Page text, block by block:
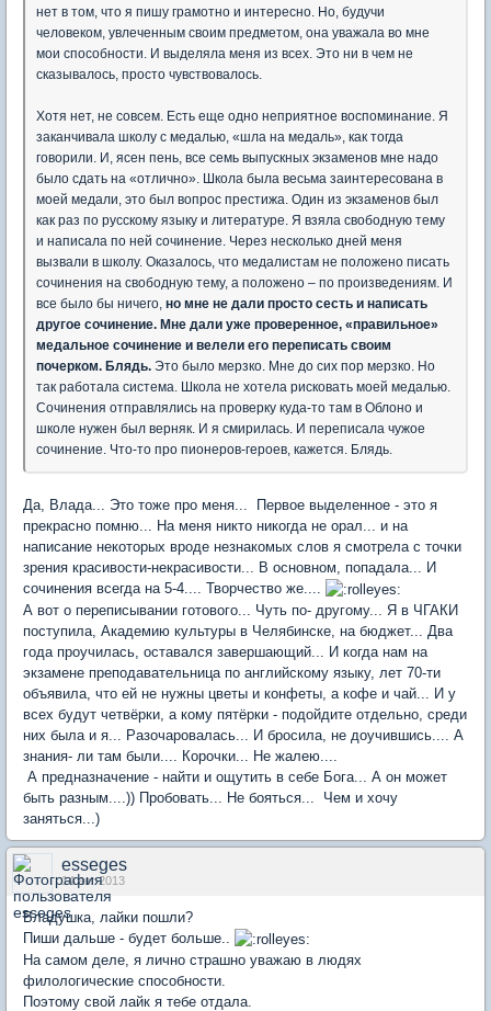
нет в том, что я пишу грамотно и интересно. Но, будучи
человеком, увлеченным своим предметом, она уважала во мне
мои способности. И выделяла меня из всех. Это ни в чем не
сказывалось, просто чувствовалось.
Хотя нет, не совсем. Есть еще одно неприятное воспоминание. Я
заканчивала школу с медалью, «шла на медаль», как тогда
говорили. И, ясен пень, все семь выпускных экзаменов мне надо
было сдать на «отлично». Школа была весьма заинтересована в
моей медали, это был вопрос престижа. Один из экзаменов был
как раз по русскому языку и литературе. Я взяла свободную тему
и написала по ней сочинение. Через несколько дней меня
вызвали в школу. Оказалось, что медалистам не положено писать
сочинения на свободную тему, а положено – по произведениям. И
все было бы ничего, но мне не дали просто сесть и написать
другое сочинение. Мне дали уже проверенное, «правильное»
медальное сочинение и велели его переписать своим
почерком. Блядь. Это было мерзко. Мне до сих пор мерзко. Но
так работала система. Школа не хотела рисковать моей медалью.
Сочинения отправлялись на проверку куда-то там в Облоно и
школе нужен был верняк. И я смирилась. И переписала чужое
сочинение. Что-то про пионеров-героев, кажется. Блядь.
Да, Влада... Это тоже про меня... Первое выделенное - это я
прекрасно помню... На меня никто никогда не орал... и на
написание некоторых вроде незнакомых слов я смотрела с точки
зрения красивости-некрасивости... В основном, попадала... И
сочинения всегда на 5-4.... Творчество же....
А вот о переписывании готового... Чуть по- другому... Я в ЧГАКИ
поступила, Академию культуры в Челябинске, на бюджет... Два
года проучилась, оставался завершающий... И когда нам на
экзамене преподавательница по английскому языку, лет 70-ти
объявила, что ей не нужны цветы и конфеты, а кофе и чай... И у
всех будут четвёрки, а кому пятёрки - подойдите отдельно, среди
них была и я... Разочаровалась... И бросила, не доучившись.... А
знания- ли там были.... Корочки... Не жалею....
А предназначение - найти и ощутить в себе Бога... А он может
быть разным....)) Пробовать... Не бояться... Чем и хочу
заняться...)
esseges
14 авг 2013
Владушка, лайки пошли?
Пиши дальше - будет больше..
На самом деле, я лично страшно уважаю в людях
филологические способности.
Поэтому свой лайк я тебе отдала.